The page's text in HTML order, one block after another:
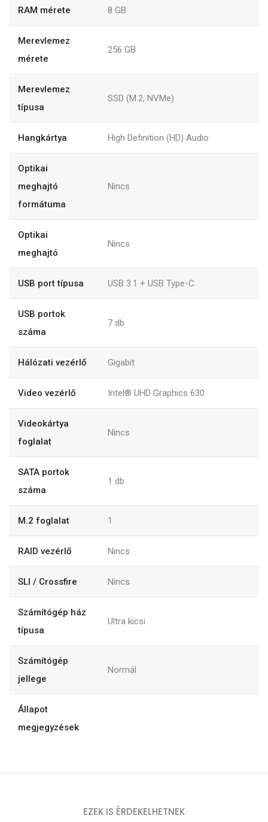
RAM mérete 8 GB
Merevlemez
mérete
256 GB
Merevlemez
típusa
SSD (M.2, NVMe)
Hangkártya High Definition (HD) Audio
Optikai
meghajtó
formátuma
Nincs
Optikai
meghajtó
Nincs
USB port típusa USB 3.1 + USB Type-C
USB portok
száma
7 db
Hálózati vezérlő Gigabit
Video vezérlő Intel® UHD Graphics 630
Videokártya
foglalat
Nincs
SATA portok
száma
1 db
M.2 foglalat 1
RAID vezérlő Nincs
SLI / Crossfire Nincs
Számítógép ház
típusa
Ultra kicsi
Számítógép
jellege
Normál
Állapot
megjegyzések
EZEK IS ÉRDEKELHETNEK